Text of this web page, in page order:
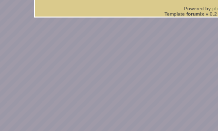
Powered by
Template forumix v 0.2